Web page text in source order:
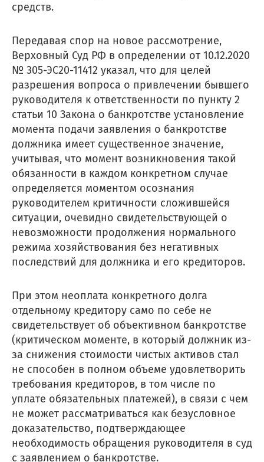
средств.
Передавая спор на новое рассмотрение,
Верховный Суд РФ в определении от 10.12.2020
№ 305-ЭС20-11412 указал, что для целей
разрешения вопроса о привлечении бывшего
руководителя к ответственности по пункту 2
статьи 10 Закона о банкротстве установление
момента подачи заявления о банкротстве
должника имеет существенное значение,
учитывая, что момент возникновения такой
обязанности в каждом конкретном случае
определяется моментом осознания
руководителем критичности сложившейся
ситуации, очевидно свидетельствующей о
невозможности продолжения нормального
режима хозяйствования без негативных
последствий для должника и его кредиторов.
При этом неоплата конкретного долга
отдельному кредитору само по себе не
свидетельствует об объективном банкротстве
(критическом моменте, в который должник из-
за снижения стоимости чистых активов стал
не способен в полном объеме удовлетворить
требования кредиторов, в том числе по
уплате обязательных платежей), в связи с чем
не может рассматриваться как безусловное
доказательство, подтверждающее
необходимость обращения руководителя в суд
с заявлением о банкротстве.